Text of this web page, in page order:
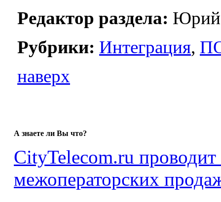
Редактор раздела: Юрий
Рубрики: Интеграция,
наверх
А знаете ли Вы что?
CityTelecom.ru
межоператорских